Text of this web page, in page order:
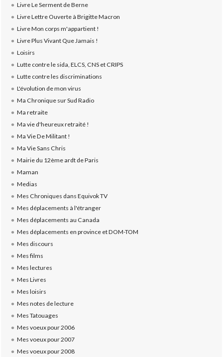
Livre Le Serment de Berne
Livre Lettre Ouverte à Brigitte Macron
Livre Mon corps m'appartient !
Livre Plus Vivant Que Jamais !
Loisirs
Lutte contre le sida, ELCS, CNS et CRIPS
Lutte contre les discriminations
L'évolution de mon virus
Ma Chronique sur Sud Radio
Ma retraite
Ma vie d'heureux retraité !
Ma Vie De Militant !
Ma Vie Sans Chris
Mairie du 12ème ardt de Paris
Maman
Medias
Mes Chroniques dans Equivok TV
Mes déplacements à l'étranger
Mes déplacements au Canada
Mes déplacements en province et DOM-TOM
Mes discours
Mes films
Mes lectures
Mes Livres
Mes loisirs
Mes notes de lecture
Mes Tatouages
Mes voeux pour 2006
Mes voeux pour 2007
Mes voeux pour 2008